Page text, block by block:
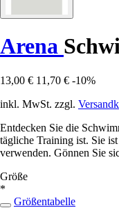
Arena
13,00 € 11,70 € -10%
inkl. MwSt. zzgl.
Entdecken Sie die
tägliche Training ist. Sie
verwenden. Gönnen Sie
Größe
*
Größentabelle